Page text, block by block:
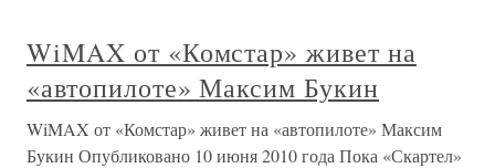
WiMAX от «Комстар» живет на
«автопилоте» Максим Букин
WiMAX от «Комстар» живет на «автопилоте» Максим
Букин Опубликовано 10 июня 2010 года Пока «Скартел»